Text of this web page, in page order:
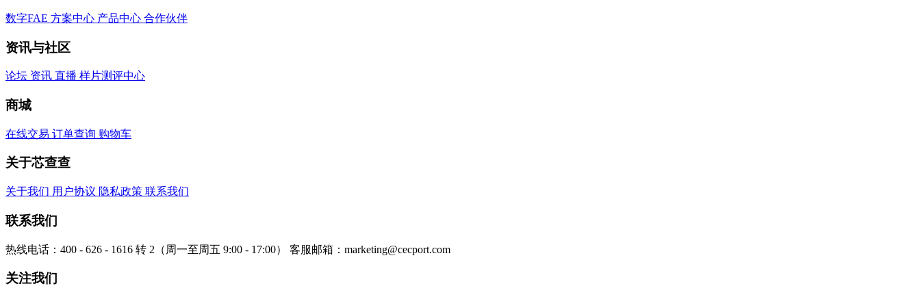
数字FAE 方案中心 产品中心 合作伙伴
资讯与社区
论坛 资讯 直播 样片测评中心
商城
在线交易 订单查询 购物车
关于芯查查
关于我们 用户协议 隐私政策 联系我们
联系我们
热线电话：400 - 626 - 1616 转 2（周一至周五 9:00 - 17:00） 客服邮箱：marketing@cecport.com
关注我们